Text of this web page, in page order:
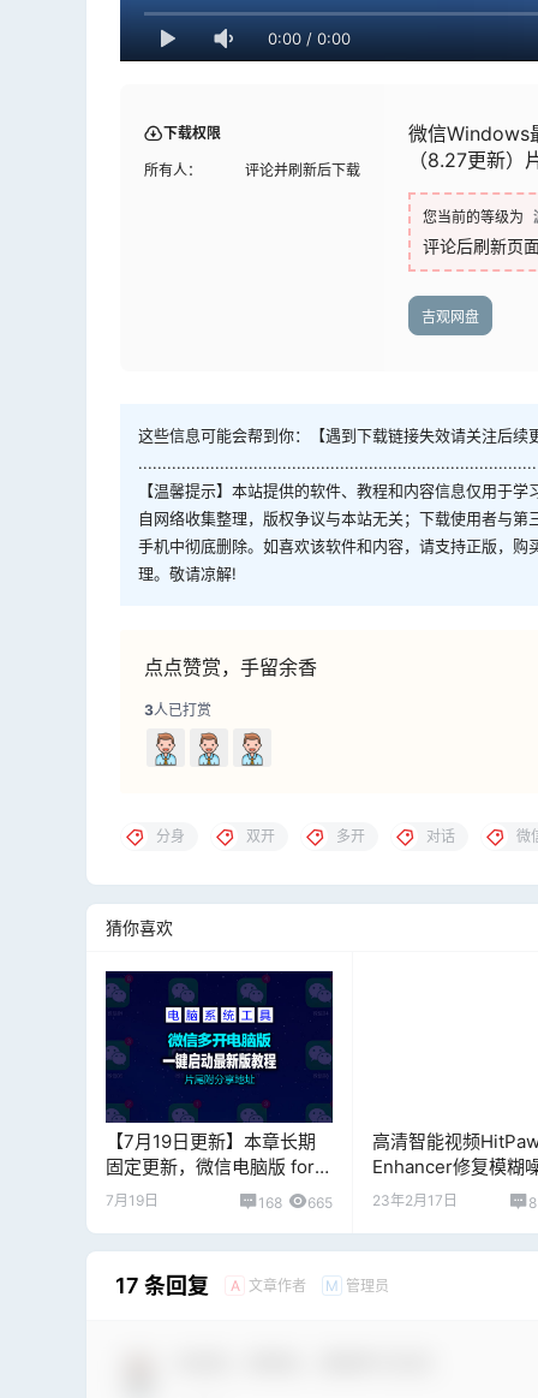
0:00 / 0:00
下载权限
所有人： 评论并刷新后下载
微信Windows
（8.27更新）
您当前的等级为
评论后刷新页
吉观网盘
这些信息可能会帮到你：【遇到下载链接失效请关注后续
【温馨提示】本站提供的软件、教程和内容信息仅用于
自网络收集整理，版权争议与本站无关；下载使用者与
手机中彻底删除。如喜欢该软件和内容，请支持正版，
理。敬请凉解!
点点赞赏，手留余香
3人已打赏
分身 双开 多开 对话 微
猜你喜欢
【7月19日更新】本章长期
固定更新，微信电脑版 for
Windows v4.1.12.19多开&消
7月19日 168 665
高清智能视频
Enhancer修复模糊
率专业中文版附激
23年2月17日 8
17 条回复 A 文章作者 M 管理员